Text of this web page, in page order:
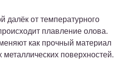
далёк от температурного
плавление олова.
как прочный материал
поверхностей.